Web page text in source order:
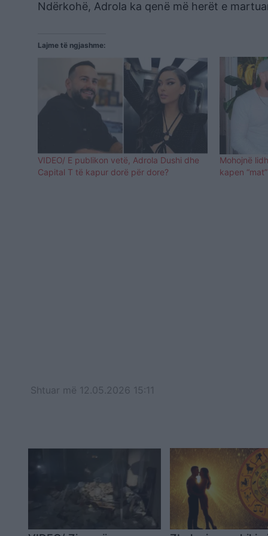
Ndërkohë, Adrola ka qenë më herët e
Lajme të ngjashme:
VIDEO/ E publikon vetë, Adrola Dushi dhe
Capital T të kapur dorë për dore?
Mohojnë
kapen
Shtuar më 12.05.2026 15:11